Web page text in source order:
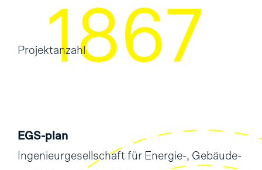
2270
Projektanzahl
EGS-plan
Ingenieurgesellschaft für Energie-, Gebäude-